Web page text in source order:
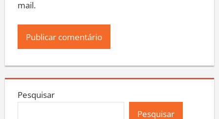
mail.
Pesquisar
Pesquisar